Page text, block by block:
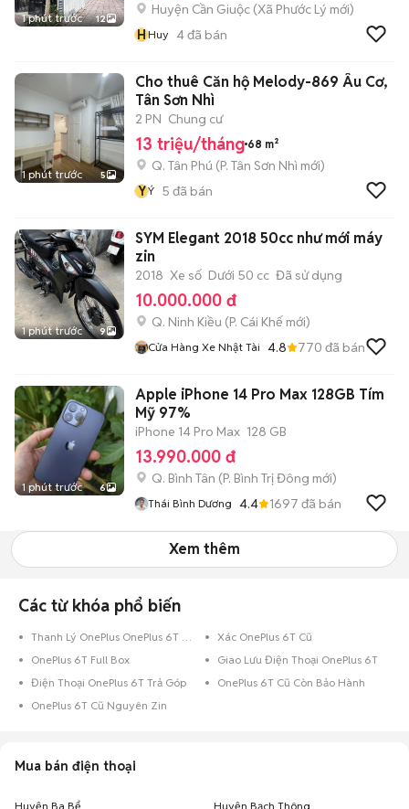
1 phút trước 12
Huyện Cần Giuộc (Xã Phước Lý mới)
HHuy 4đã bán
1 phút trước 5
Cho thuê Căn hộ Melody-869 Âu Cơ,
Tân Sơn Nhì
2 PN Chung cư
13 triệu/tháng 68 m²
Q. Tân Phú (P. Tân Sơn Nhì mới)
ÝÝ 5 đã bán
1 phút trước 9
SYM Elegant 2018 50cc như mới máy
zin
2018 Xe số Dưới 50 cc Đã sử dụng
10.000.000 đ
Q. Ninh Kiều (P. Cái Khế mới)
Cửa Hàng Xe Nhật Tài 4.8 770 đã bán
1 phút trước 6
Apple iPhone 14 Pro Max 128GB Tím
Mỹ 97%
iPhone 14 Pro Max 128 GB
13.990.000 đ
Q. Bình Tân (P. Bình Trị Đông mới)
Thái Bình Dương 4.4 1697 đã bán
Xem thêm
Các từ khóa phổ biến
Thanh Lý OnePlus OnePlus 6T Cũ
Xác OnePlus 6T Cũ
OnePlus 6T Full Box
Giao Lưu Điện Thoại OnePlus 6T
Điện Thoại OnePlus 6T Trả Góp
OnePlus 6T Cũ Còn Bảo Hành
OnePlus 6T Cũ Nguyên Zin
Mua bán điện thoại
Huyện Ba Bể Huyện Bạch Thông